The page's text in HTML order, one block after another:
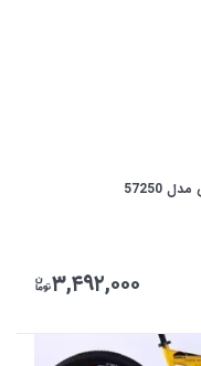
57250
۳,۴۹۲,۰۰۰